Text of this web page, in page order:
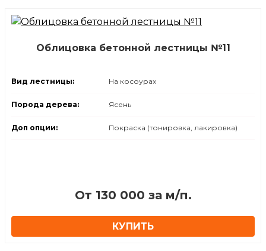
Облицовка бетонной лестницы №11
Вид лестницы: На косоурах
Порода дерева: Ясень
Доп опции: Покраска (тонировка, лакировка)
⁠От 130 000 за м/п.
КУПИТЬ